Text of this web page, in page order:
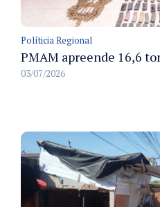
Políticia Regional
03/07/2026